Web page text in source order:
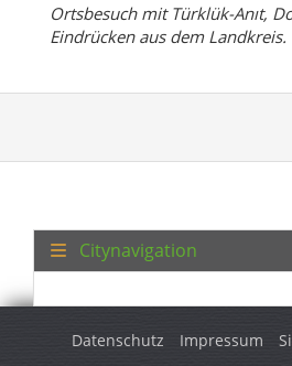
Ortsbesuch mit Türklük-Anıt,
Eindrücken aus dem Landkreis.
Citynavigation
Datenschutz Impressum